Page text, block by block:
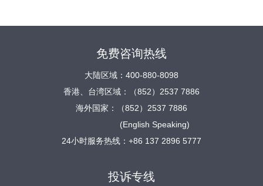
免费咨询热线
大陆区域：400-880-8098
香港、台湾区域：（852）2537 7886
海外国家：（852）2537 7886
(English Speaking)
24小时服务热线：+86 137 2896 5777
投诉专线